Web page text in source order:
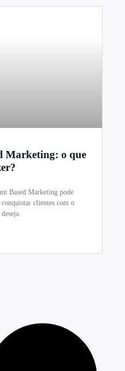
Marketing: o que
Based Marketing pode
clientes com o